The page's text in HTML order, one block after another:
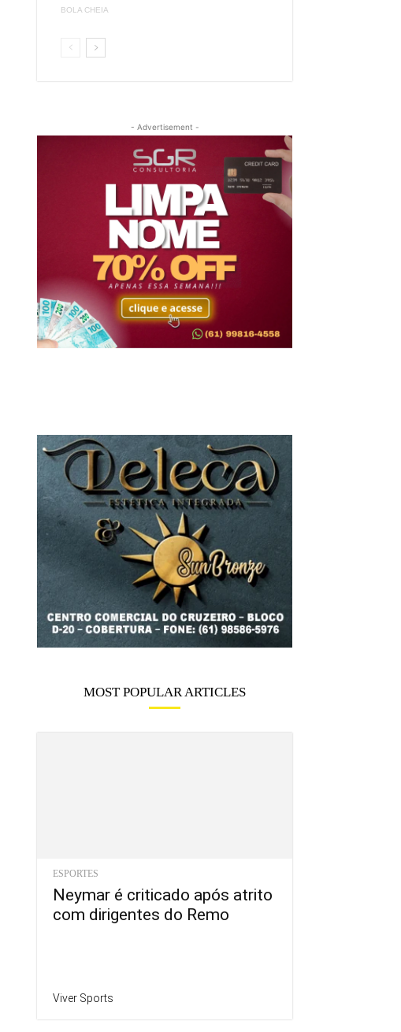
BOLA CHEIA
- Advertisement -
MOST POPULAR ARTICLES
ESPORTES
Neymar é criticado após atrito
com dirigentes do Remo
Viver Sports